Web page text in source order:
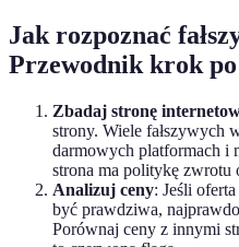
Jak rozpoznać
Przewodnik krok
Zbadaj stronę
strony. Wiele fałszywych
darmowych platformach i
strona ma politykę zwrotu
Analizuj ceny: Jeśli
być prawdziwa,
Porównaj ceny z innymi